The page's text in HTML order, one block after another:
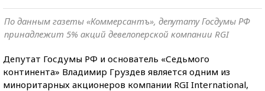
По данным газеты «Коммерсантъ», депутату Госдумы РФ
принадлежит 5% акций девелоперской компании RGI
Депутат Госдумы РФ и основатель «Седьмого
континента» Владимир Груздев является одним из
миноритарных акционеров компании RGI International,